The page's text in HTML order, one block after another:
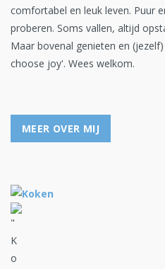
comfortabel en leuk leven. Puur
proberen. Soms vallen, altijd
Maar bovenal genieten en
choose joy'. Wees welkom.
MEER OVER MIJ